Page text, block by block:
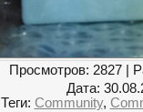
Просмотров: 2827 |
Дата:
Теги: Community,